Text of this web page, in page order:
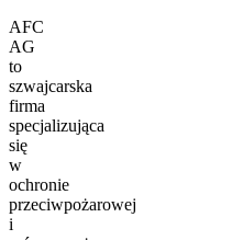
AFC
AG
to
szwajcarska
firma
specjalizująca
się
w
ochronie
przeciwpożarowej
i